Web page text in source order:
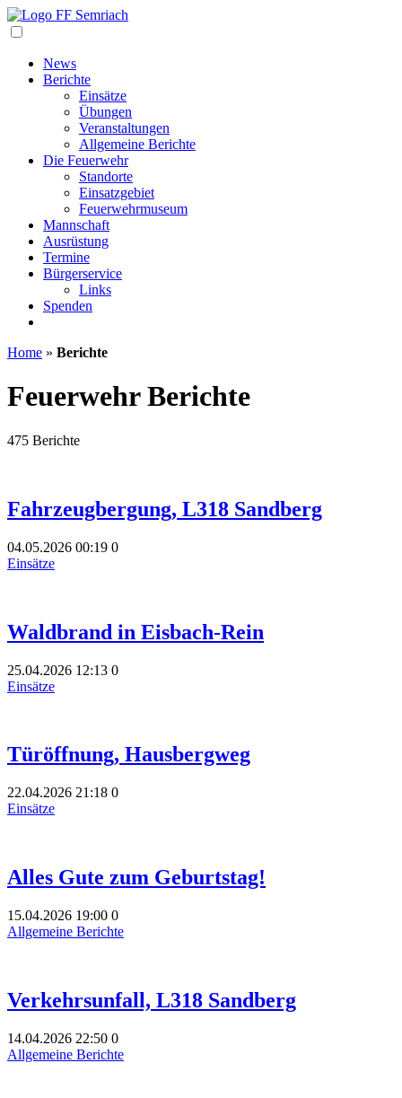
News
Berichte
Einsätze
Übungen
Veranstaltungen
Allgemeine Berichte
Die Feuerwehr
Standorte
Einsatzgebiet
Feuerwehrmuseum
Mannschaft
Ausrüstung
Termine
Bürgerservice
Links
Spenden
Home » Berichte
Feuerwehr Berichte
475 Berichte
Fahrzeugbergung, L318 Sandberg
04.05.2026 00:19 0
Einsätze
Waldbrand in Eisbach-Rein
25.04.2026 12:13 0
Einsätze
Türöffnung, Hausbergweg
22.04.2026 21:18 0
Einsätze
Alles Gute zum Geburtstag!
15.04.2026 19:00 0
Allgemeine Berichte
Verkehrsunfall, L318 Sandberg
14.04.2026 22:50 0
Allgemeine Berichte